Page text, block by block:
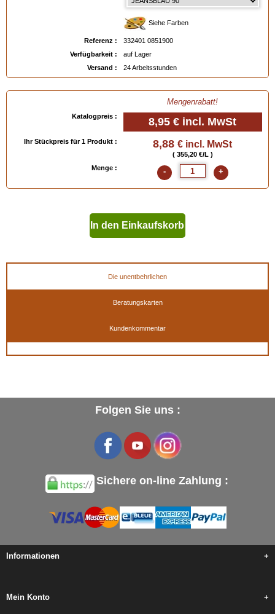
- Einfaches Auftragen mit dem Finger oder mit Hilfe
Schaumgummi-Auftragekissens
siehe unten
Farbmuster "Schuhleder" bestellen).
: Tube 25 ml, Glas 25 ml
Siehe Farben
Referenz :
332401 0851900
Verfügbarkeit :
auf Lager
Versand :
24 Arbeitsstunden
Mengenrabatt!
Katalogpreis : 8,95 € incl. MwSt
Ihr Stückpreis für 1 Produkt : 8,88 € incl. MwSt
( 355,20 €/L )
Menge :
- +
In den Einkaufskorb
Die unentbehrlichen
Beratungskarten
Kundenkommentar
Folgen Sie uns :
Sichere on-line Zahlung :
Informationen +
Mein Konto +